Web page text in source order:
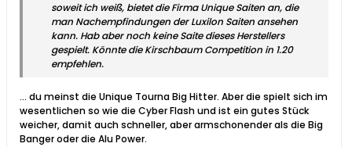
soweit ich weiß, bietet die Firma Unique Saiten an, die
man Nachempfindungen der Luxilon Saiten ansehen
kann. Hab aber noch keine Saite dieses Herstellers
gespielt. Könnte die Kirschbaum Competition in 1.20
empfehlen.
... du meinst die Unique Tourna Big Hitter. Aber die spielt sich im
wesentlichen so wie die Cyber Flash und ist ein gutes Stück
weicher, damit auch schneller, aber armschonender als die Big
Banger oder die Alu Power.